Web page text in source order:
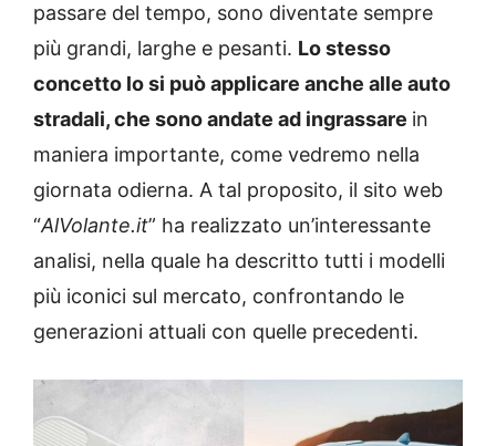
passare del tempo, sono diventate sempre
più grandi, larghe e pesanti. Lo stesso
concetto lo si può applicare anche alle auto
stradali, che sono andate ad ingrassare in
maniera importante, come vedremo nella
giornata odierna. A tal proposito, il sito web
“AlVolante.it” ha realizzato un’interessante
analisi, nella quale ha descritto tutti i modelli
più iconici sul mercato, confrontando le
generazioni attuali con quelle precedenti.